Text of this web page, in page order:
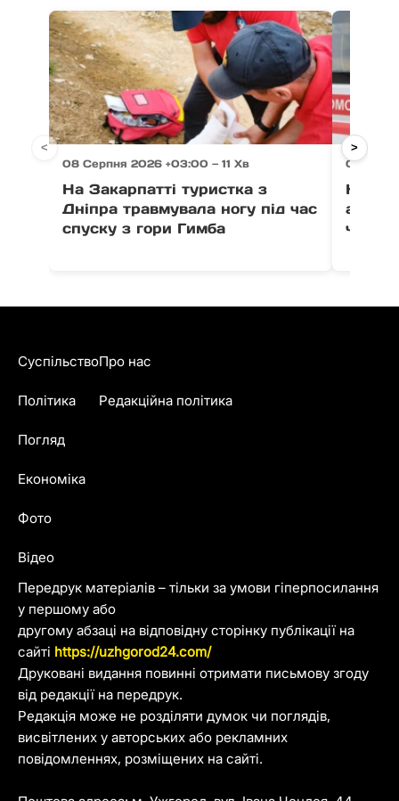
08 Серпня 2026 +03:00 — 11 Хв
На Закарпатті туристка з
Дніпра травмувала ногу під час
спуску з гори Гимба
08
На
< >
Передрук матеріалів – тільки за умови гіперпосилання
у першому або
другому абзаці на відповідну сторінку публікації на
сайті https://uzhgorod24.com/
Друковані видання повинні отримати письмову згоду
від редакції на передрук.
Редакція може не розділяти думок чи поглядів,
висвітлених у авторських або рекламних
повідомленнях, розміщених на сайті.
Суспільство
Політика
Погляд
Економіка
Фото
Відео
Про нас
Редакційна політика